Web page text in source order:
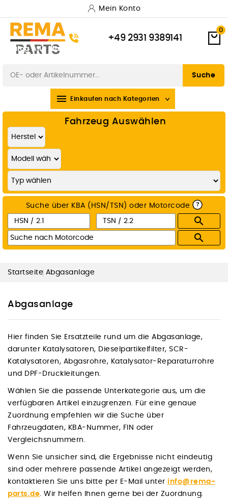
Mein Konto
+49 2931 9389141
0
Fahrzeug Auswählen
Suche über KBA (HSN/TSN) oder Motorcode ?


 Einkaufen nach Kategorien
Katalog Alle Marken
Widerrufsbelehrung Suche
Startseite Abgasanlage
Abgasanlage
Hier finden Sie Ersatzteile rund um die Abgasanlage,
darunter Katalysatoren, Dieselpartikelfilter, SCR-
Katalysatoren, Abgasrohre, Katalysator-Reparaturrohre
und DPF-Druckleitungen.
Wählen Sie die passende Unterkategorie aus, um die
verfügbaren Artikel einzugrenzen. Für eine genaue
Zuordnung empfehlen wir die Suche über
Fahrzeugdaten, KBA-Nummer, FIN oder
Vergleichsnummern.
Wenn Sie unsicher sind, die Ergebnisse nicht eindeutig
sind oder mehrere passende Artikel angezeigt werden,
kontaktieren Sie uns bitte per E-Mail unter info@rema-
parts.de. Wir helfen Ihnen gerne bei der Zuordnung.